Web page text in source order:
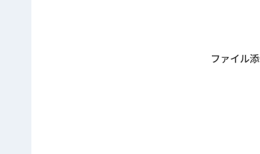
ファイル